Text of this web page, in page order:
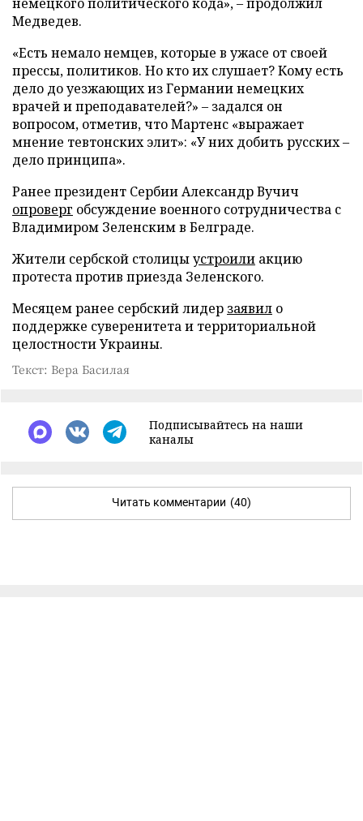
Медведев.
«Есть немало немцев, которые в ужасе от своей
прессы, политиков. Но кто их слушает? Кому есть
дело до уезжающих из Германии немецких
врачей и преподавателей?» – задался он
вопросом, отметив, что Мартенс «выражает
мнение тевтонских элит»: «У них добить русских –
дело принципа».
Ранее президент Сербии Александр Вучич
опроверг обсуждение военного сотрудничества с
Владимиром Зеленским в Белграде.
Жители сербской столицыустроили акцию
протеста против приезда Зеленского.
Месяцем ранее сербский лидер заявил о
поддержке суверенитета и территориальной
целостности Украины.
Текст: Вера Басилая
Подписывайтесь на наши
каналы
Читать комментарии (40)